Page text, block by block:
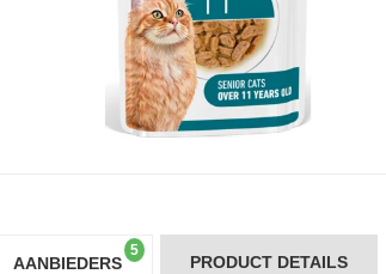
AANBIEDERS
5
PRODUCT DETAILS